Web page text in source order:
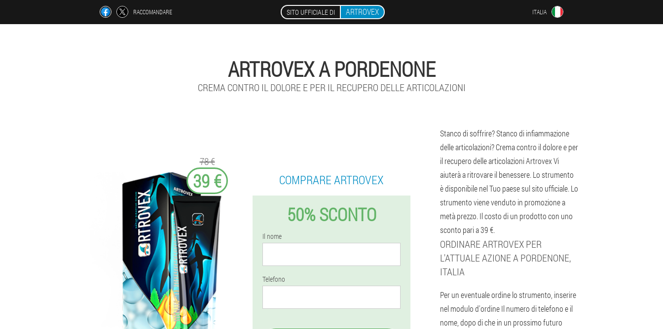
RACCOMANDARE SITO UFFICIALE DI ARTROVEX ITALIA
ARTROVEX A PORDENONE
CREMA CONTRO IL DOLORE E PER IL RECUPERO DELLE ARTICOLAZIONI
78 €
39 € COMPRARE ARTROVEX
50% SCONTO
Il nome
Telefono
Stanco di soffrire? Stanco di infiammazione
delle articolazioni? Crema contro il dolore e per
il recupero delle articolazioni Artrovex Vi
aiuterà a ritrovare il benessere. Lo strumento
è disponibile nel Tuo paese sul sito ufficiale. Lo
strumento viene venduto in promozione a
metà prezzo. Il costo di un prodotto con uno
sconto pari a 39 €.
ORDINARE ARTROVEX PER
L'ATTUALE AZIONE A PORDENONE,
ITALIA
Per un eventuale ordine lo strumento, inserire
nel modulo d'ordine Il numero di telefono e il
nome, dopo di che in un prossimo futuro